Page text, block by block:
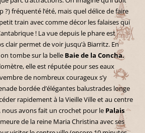
fréquenté l’été, mais quel délice de faire
train avec comme décor les falaises qui
! La vue depuis le phare est
clair permet de voir jusqu’à Biarritz. En
tombe sur la belle Baie de la Concha.
elle est réputée pour ses eaux
de nombreux courageux s’y
bordée d’élégantes balustrades longe
rapidement à la Vieille Ville et au centre
nous avons fait un crochet pour le Palais
de la reine Maria Christina avec ses